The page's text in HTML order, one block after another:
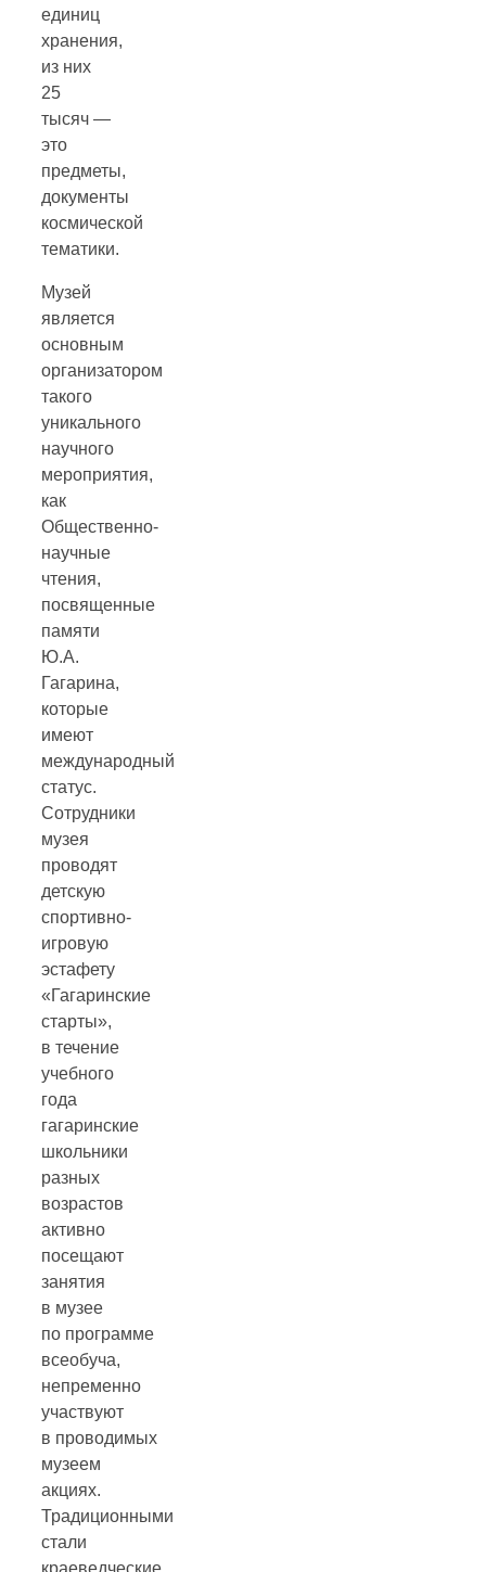
единиц
хранения,
из них
25
тысяч —
это
предметы,
документы
космической
тематики.
Музей
является
основным
организатором
такого
уникального
научного
мероприятия,
как
Общественно-
научные
чтения,
посвященные
памяти
Ю.А.
Гагарина,
которые
имеют
международный
статус.
Сотрудники
музея
проводят
детскую
спортивно-
игровую
эстафету
«Гагаринские
старты»,
в течение
учебного
года
гагаринские
школьники
разных
возрастов
активно
посещают
занятия
в музее
по программе
всеобуча,
непременно
участвуют
в проводимых
музеем
акциях.
Традиционными
стали